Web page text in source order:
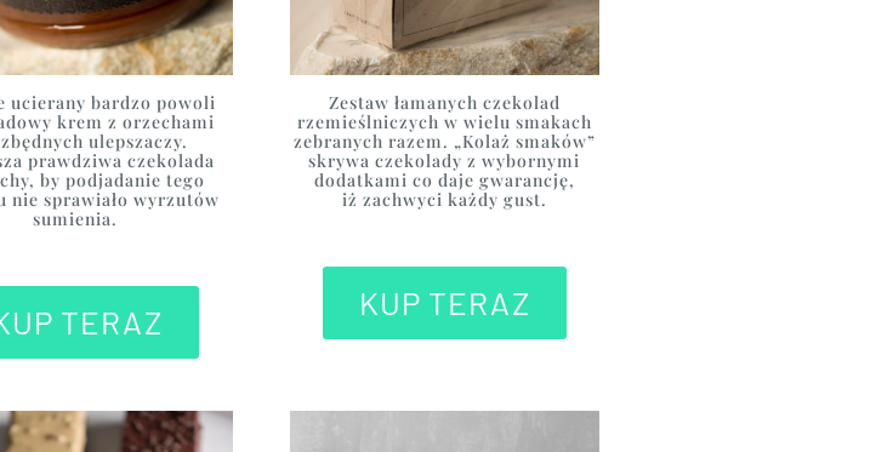
ucierany bardzo powoli
krem z orzechami
ulepszaczy.
prawdziwa czekolada
by podjadanie tego
nie sprawiało wyrzutów
sumienia.
TERAZ
Zestaw łamanych czekolad
rzemieślniczych w wielu smakach
zebranych razem. „Kolaż smaków”
skrywa czekolady z wybornymi
dodatkami co daje gwarancję,
iż zachwyci każdy gust.
KUP TERAZ